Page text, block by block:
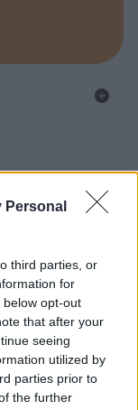
Personal
third parties, or
for
opt-out
that after your
seeing
utilized by
parties prior to
the further